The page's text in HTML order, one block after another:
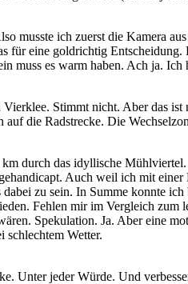
musste ich zuerst die Kamera
für eine goldrichtig Entscheidung.
muss es warm haben. Ach ja.
Stimmt nicht. Aber das ist
die Radstrecke. Die
durch das idyllische Mühlviertel.
Auch weil ich mit
zu sein. In Summe konnte
Fehlen mir im Vergleich zum
Spekulation. Ja. Aber eine
Wetter.
Unter jeder Würde. Und